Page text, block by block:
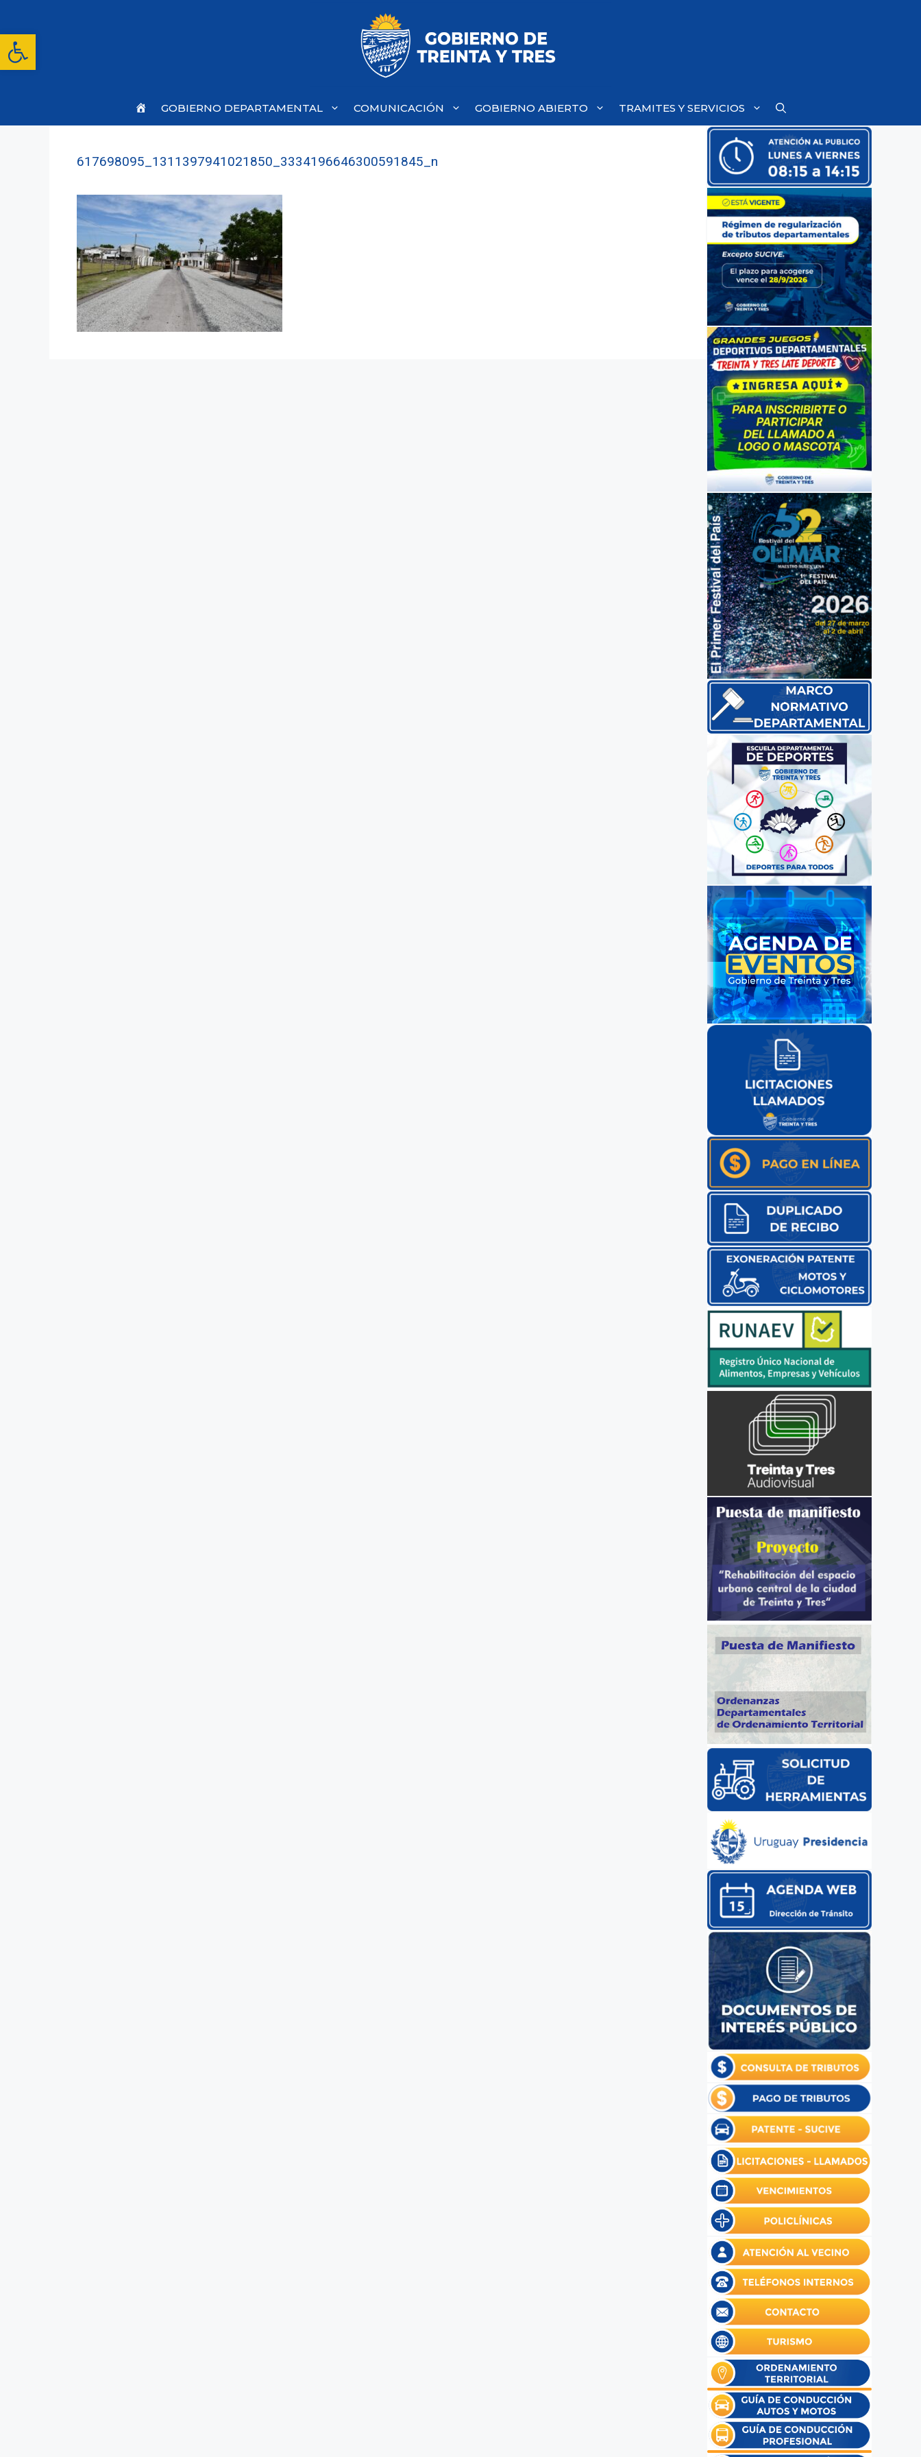
Abrir barra de herramientas
contenido
Inicio
GOBIERNO DEPARTAMENTAL COMUNICACIÓN GOBIERNO ABIERTO TRAMITES Y SERVICIOS
617698095_1311397941021850_3334196646300591845_n